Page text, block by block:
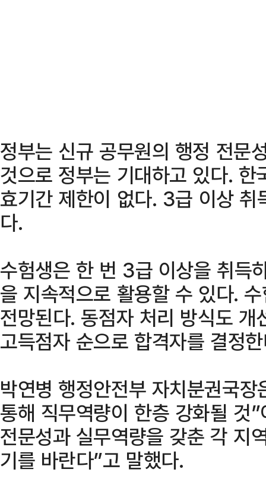
정부는 신규 공무원의 행정 전문
것으로 정부는 기대하고 있다.
효기간 제한이 없다. 3급 이상
다.
수험생은 한 번 3급 이상을 취득
을 지속적으로 활용할 수 있다.
전망된다. 동점자 처리 방식도
고득점자 순으로 합격자를 결정
박연병 행정안전부 자치분권국
통해 직무역량이 한층 강화될 것
전문성과 실무역량을 갖춘 각 지
기를 바란다”고 말했다.